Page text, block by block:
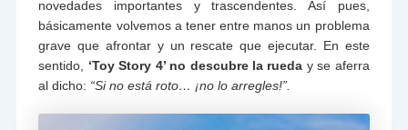
novedades importantes y trascendentes. Así pues,
básicamente volvemos a tener entre manos un problema
grave que afrontar y un rescate que ejecutar. En este
sentido, ‘Toy Story 4’ no descubre la rueda y se aferra
al dicho: “Si no está roto… ¡no lo arregles!”.